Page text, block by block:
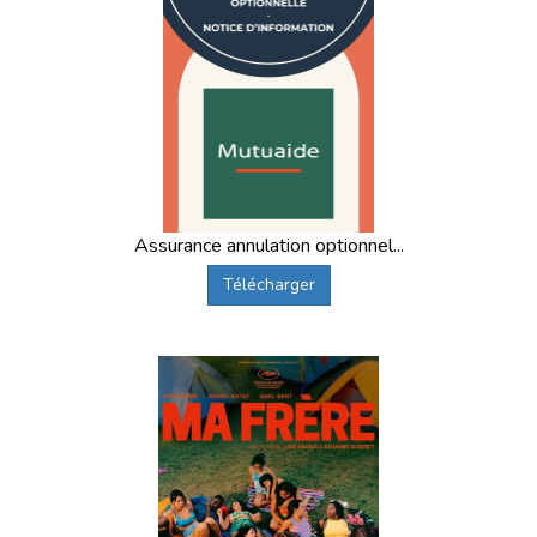
Assurance annulation optionnel...
Télécharger